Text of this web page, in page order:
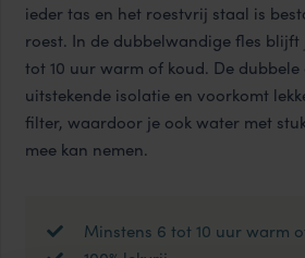
ieder tas en het roestvrij staal is
roest. In de dubbelwandige fles blijft
tot 10 uur warm of koud. De
uitstekende isolatie en voorkomt
filter, waardoor je ook water met
mee kan nemen.
Minstens 6 tot 10 uur warm